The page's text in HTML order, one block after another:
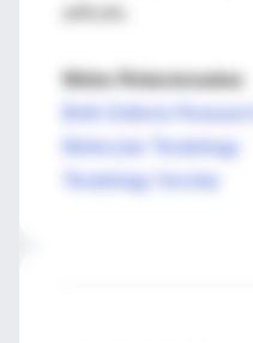
Webs Relacionadas
Molecular Teratology
Teratology Society